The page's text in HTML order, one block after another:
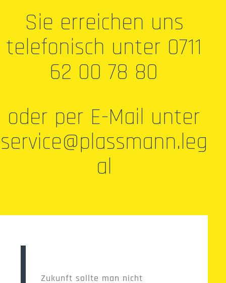
Sie erreichen uns
telefonisch unter 0711
62 00 78 80
oder per E-Mail unter
service@plassmann.leg
al
Zukunft sollte man nicht